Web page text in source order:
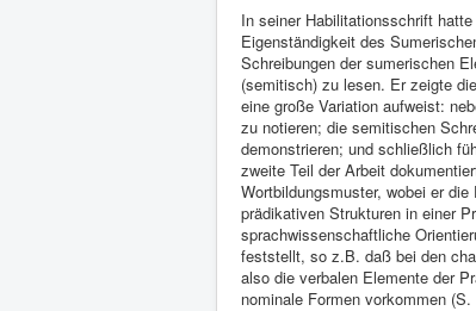
In seiner Habilitationsschrift
Eigenständigkeit des
Schreibungen der sumerischen
(semitisch) zu lesen. Er zeigte
eine große Variation aufweist:
zu notieren; die semitischen
demonstrieren; und schließlich
zweite Teil der Arbeit
Wortbildungsmuster, wobei er
prädikativen Strukturen in einer
sprachwissenschaftliche
feststellt, so z.B. daß bei den
also die verbalen Elemente der
nominale Formen vorkommen (S.